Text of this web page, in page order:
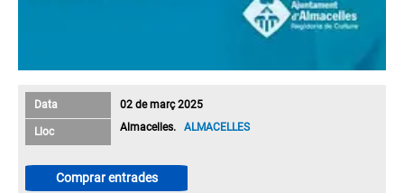
Data 02 de març 2025
Lloc Almacelles.ALMACELLES
Comprar entrades